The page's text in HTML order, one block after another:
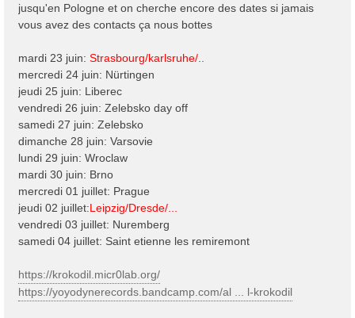
a
g
jusqu'en Pologne et on cherche encore des dates si jamais
vous avez des contacts ça nous bottes
mardi 23 juin: Strasbourg/karlsruhe/..
mercredi 24 juin: Nürtingen
jeudi 25 juin: Liberec
vendredi 26 juin: Zelebsko day off
samedi 27 juin: Zelebsko
dimanche 28 juin: Varsovie
lundi 29 juin: Wroclaw
mardi 30 juin: Brno
mercredi 01 juillet: Prague
jeudi 02 juillet:Leipzig/Dresde/...
vendredi 03 juillet: Nuremberg
samedi 04 juillet: Saint etienne les remiremont
https://krokodil.micr0lab.org/
https://yoyodynerecords.bandcamp.com/al ... l-krokodil